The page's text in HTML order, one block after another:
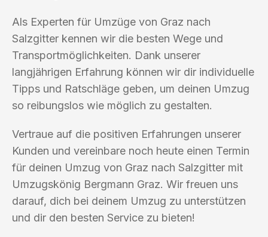
Als Experten für Umzüge von Graz nach
Salzgitter kennen wir die besten Wege und
Transportmöglichkeiten. Dank unserer
langjährigen Erfahrung können wir dir individuelle
Tipps und Ratschläge geben, um deinen Umzug
so reibungslos wie möglich zu gestalten.
Vertraue auf die positiven Erfahrungen unserer
Kunden und vereinbare noch heute einen Termin
für deinen Umzug von Graz nach Salzgitter mit
Umzugskönig Bergmann Graz. Wir freuen uns
darauf, dich bei deinem Umzug zu unterstützen
und dir den besten Service zu bieten!